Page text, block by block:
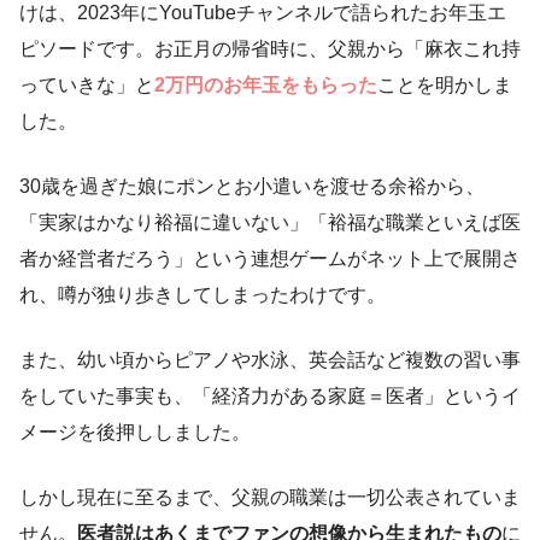
けは、2023年にYouTubeチャンネルで語られたお年玉エ
ピソードです。お正月の帰省時に、父親から「麻衣これ持
っていきな」と2万円のお年玉をもらったことを明かしま
した。
30歳を過ぎた娘にポンとお小遣いを渡せる余裕から、
「実家はかなり裕福に違いない」「裕福な職業といえば医
者か経営者だろう」という連想ゲームがネット上で展開さ
れ、噂が独り歩きしてしまったわけです。
また、幼い頃からピアノや水泳、英会話など複数の習い事
をしていた事実も、「経済力がある家庭＝医者」というイ
メージを後押ししました。
しかし現在に至るまで、父親の職業は一切公表されていま
せん。
医者説はあくまでファンの想像から生まれたものに